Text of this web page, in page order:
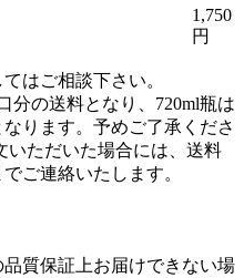
1,750
円
はご相談下さい。
分の送料となり、720ml瓶は
ります。 予めご了承くださ
いただいた場合には、送料
ご連絡いたします。
質保証上お届けできない場